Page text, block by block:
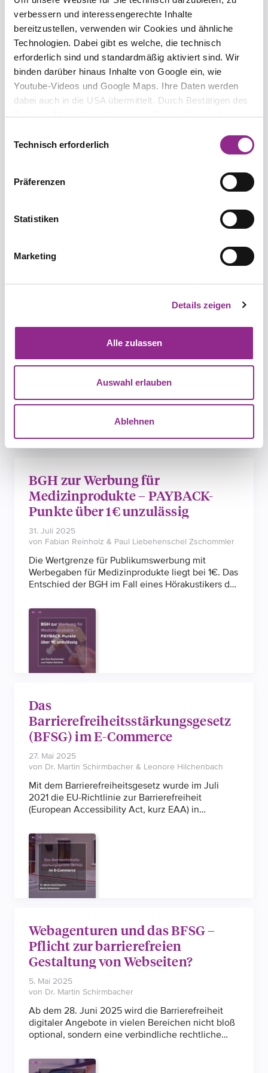
verbessern und interessengerechte Inhalte
bereitzustellen, verwenden wir Cookies und ähnliche
Technologien. Dabei gibt es welche, die technisch
erforderlich sind und standardmäßig aktiviert sind. Wir
binden darüber hinaus Inhalte von Google ein, wie
Youtube-Videos und Google Maps. Ihre Daten werden
dabei auch in die USA übermittelt. Durch Bestätigen des
Buttons „Alle zulassen“ stimmen Sie der Verwendung zu.
Sie einzelne Kategorien an- oder abwählen und „Auswahl
erlauben“ klicken. Mit „Ablehnen“ werden keine Cookies
Informationen erhalten Sie in unserer
jederzeit mit Wirkung für die Zukunft ändern.
Technisch erforderlich
Präferenzen
Statistiken
Marketing
Details zeigen
Alle zulassen
Auswahl erlauben
Ablehnen
Wer kontrolliert die
Barrierefreiheit?
von Dr. Martin Schirmbacher
Die Bundesländer befinden sich auf dem Weg, die
Überwachung der Einhaltung des BFSG durch
eine einheitliche Marktüberwachungsbehörde zu
Folgen dokumentiert.
Garantien und
Informationspflichten für
BGH zur Werbung für
Medizinprodukte – PAYBACK-
Punkte über 1€ unzulässig
31. Juli 2025
von Fabian Reinholz & Paul Liebehenschel Zschommler
Die Wertgrenze für Publikumswerbung mit
Werbegaben für Medizinprodukte liegt bei 1€. Das
Entschied der BGH im Fall eines Hörakustikers der
Das
Barrierefreiheitsstärkungsgesetz
(BFSG) im E-Commerce
27. Mai 2025
von Dr. Martin Schirmbacher & Leonore Hilchenbach
Mit dem Barrierefreiheitsgesetz wurde im Juli
2021 die EU-Richtlinie zur Barrierefreiheit
(European Accessibility Act, kurz EAA) in
müssen private Wirtschaftsakteure bestimmte
Produkte und Dienstleistungen barrierefrei
anbieten. Die Pflichten, welche Hersteller,
Händler, Importeure und Dienstleistungsanbieter
treffen sind umfangreich. Neben den spezifischen
Vorgaben für die betroffenen Produkte, steht vor
vordergründig den E-Commerce-Bereich.
Webagenturen und das BFSG –
Pflicht zur barrierefreien
Gestaltung von Webseiten?
5. Mai 2025
von Dr. Martin Schirmbacher
Ab dem 28. Juni 2025 wird die Barrierefreiheit
digitaler Angebote in vielen Bereichen nicht bloß
optional, sondern eine verbindliche rechtliche
(BFSG) verpflichtet bestimmte Unternehmen dazu,
ihre Webseiten und mobilen Anwendung